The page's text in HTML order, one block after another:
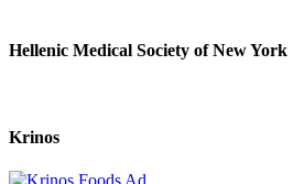
Hellenic Medical Society of New York
Krinos